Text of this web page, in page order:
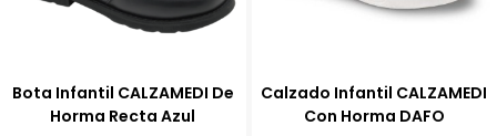
Bota Infantil CALZAMEDI De
Horma Recta Azul
Calzado Infantil CALZAMEDI
Con Horma DAFO